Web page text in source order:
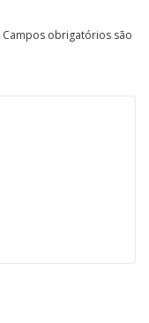
Campos obrigatórios são